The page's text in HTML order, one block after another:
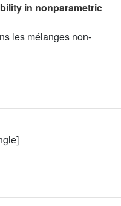
in nonparametric
les mélanges non-